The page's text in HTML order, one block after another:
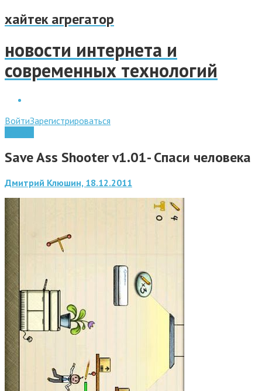
хайтек агрегатор
новости интернета и
современных технологий
ВойтиЗарегистрироваться
Save Ass Shooter v1.01- Спаси человека
Дмитрий Клюшин, 18.12.2011